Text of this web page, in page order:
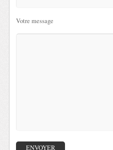
Votre message